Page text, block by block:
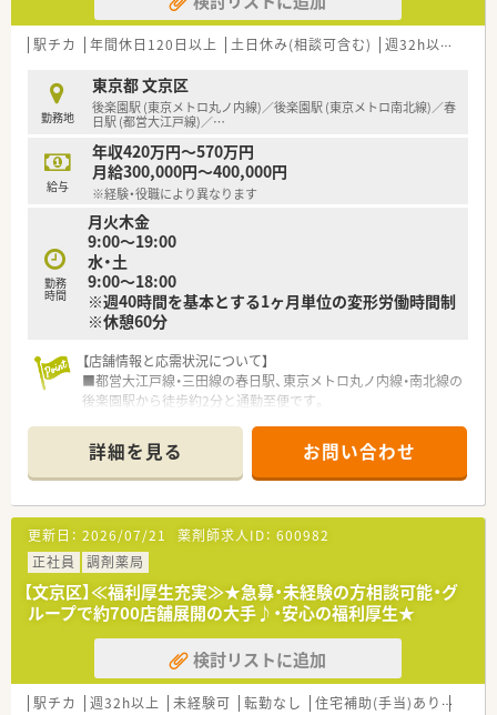
■処方箋枚数が落ち着いており丁寧に対応できる環境です。
■ヘルプ体制が充実しており安心して業務に臨めます。
駅チカ 年間休日120日以上 土日休み(相談可含む) 週32h以上
勤務地
東京都 文京区
後楽園駅 (東京メトロ丸ノ内線)／後楽園駅 (東京メトロ南北線)／春
日駅 (都営大江戸線)／…
給与
年収420万円～570万円
月給300,000円～400,000円
※経験・役職により異なります
勤務
時間
月火木金
9:00～19:00
水・土
9:00～18:00
※週40時間を基本とする1ヶ月単位の変形労働時間制
※休憩60分
【店舗情報と応需状況について】
■都営大江戸線・三田線の春日駅、東京メトロ丸ノ内線・南北線の
後楽園駅から徒歩約2分と通勤至便です。
応と幅広く、1日平均130～140枚の処方箋を応需しています。
■薬剤師は常時4名体制、事務スタッフも4名在籍しており、協力
しながら業務を進めています。
【法人特徴について】
■福岡県に本社を置き、全国43都道府県に調剤薬局をチェーン
展開しており、安定した経営基盤を持っています。
■医療機関の開業支援も手掛けており、医療機関との良好な関係
構築と積極的な「医薬連携」を推進しています。
■健康サポート薬局の届出数は全国1位で、地域住民の要望や健
康に貢献するかかりつけ薬局を目指しています。
【職場環境と雰囲気】
■全店舗でピッキングサポートシステムを標準導入しており、過
詳細を見る お問い合わせ
更新日： 2026/07/21 薬剤師求人ID： 600982
正社員
調剤薬局
【文京区】≪福利厚生充実≫★急募・未経験の方相談可能・グ
ループで約700店舗展開の大手♪・安心の福利厚生★
検討リストに追加
駅チカ 週32h以上 未経験可 転勤なし 住宅補助(手当)あり